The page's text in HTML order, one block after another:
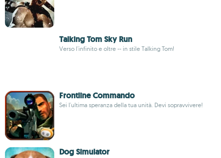
Talking Tom Sky Run
Verso l'infinito e oltre -- in stile Talking Tom!
Frontline Commando
Sei l'ultima speranza della tua unità. Devi sopravvivere!
Dog Simulator